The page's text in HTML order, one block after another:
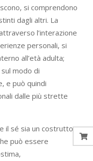
si comprendono
dagli altri. La
l’interazione
personali, si
all’età adulta;
modo di
e può quindi
dalle più strette
il sé sia un costrutto
può essere